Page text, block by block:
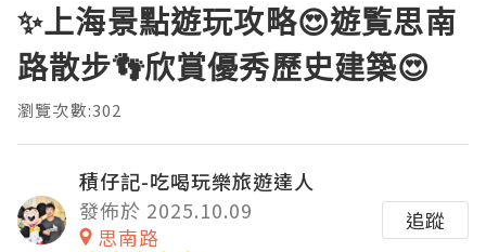
✨️上海景點遊玩攻略😍遊覧思南
路散步👣欣賞優秀歷史建築😍
瀏覽次數:302
積仔記-吃喝玩樂旅遊達人
發佈於 2025.10.09
思南路
追蹤